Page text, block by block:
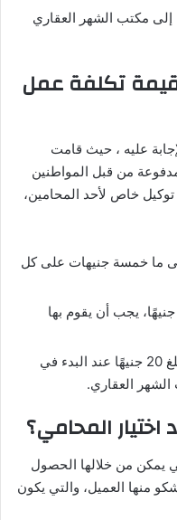
إلى مكتب الشهر العقاري
قيمة تكلفة عمل
عليه ، حيث قامت
من قبل المواطنين
خاص لأحد المحامين،
ما خمسة جنيهات على كل
تكلفة التوكيل الخاص أصبحت 15 جنيهًا، يجب أن يقوم بها
أصبحت الأسعار في هذه السنة تبلغ 20 جنيهًا عند البدء في
العقاري.
المحامي؟
يمكن من خلالها الحصول
منها العميل، والتي يكون